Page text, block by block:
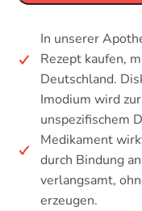
In unserer
Rezept kaufen,
Deutschland.
Imodium wird
unspezifischem
Medikament
durch Bindung
verlangsamt,
erzeugen.